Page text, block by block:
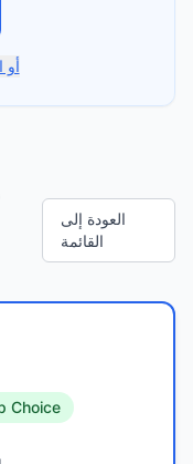
أو
العودة إلى
القائمة
Choice